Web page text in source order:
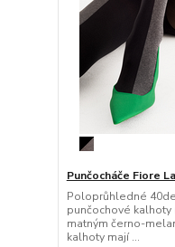
Punčocháče Fiore
Poloprůhledné
punčochové kalhoty
matným černo-
kalhoty mají ...